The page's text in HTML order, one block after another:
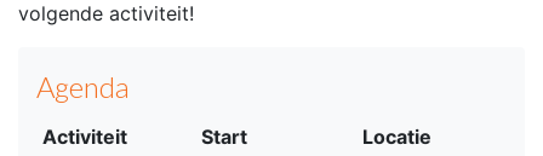
volgende activiteit!
Agenda
Activiteit Start
Locatie